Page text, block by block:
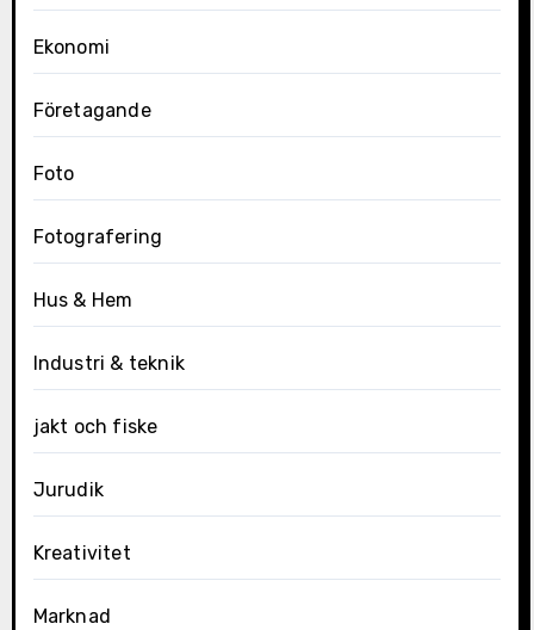
Ekonomi
Företagande
Foto
Fotografering
Hus & Hem
Industri & teknik
jakt och fiske
Jurudik
Kreativitet
Marknad